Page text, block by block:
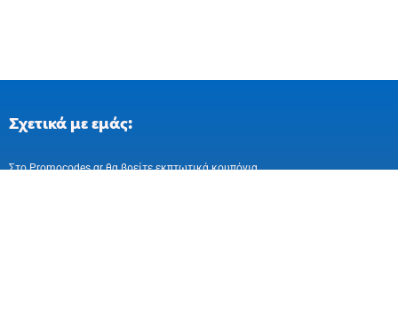
Σχετικά με εμάς:
Στo Promocodes.gr θα βρείτε εκπτωτικά κουπόνια